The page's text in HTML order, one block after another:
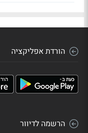
הורדת אפליקציה
הרשמה לדיוור